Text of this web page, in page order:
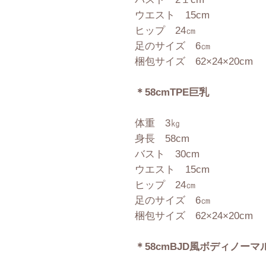
ウエスト 15cm
ヒップ 24㎝
足のサイズ 6㎝
梱包サイズ 62×24×20cm
＊58cmTPE巨乳
体重 3㎏
身長 58cm
バスト 30cm
ウエスト 15cm
ヒップ 24㎝
足のサイズ 6㎝
梱包サイズ 62×24×20cm
＊58cmBJD風ボディノーマ